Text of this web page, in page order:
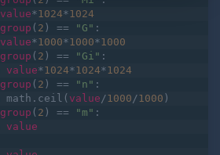
value * 1000
1000
group ( 2 ) == "Mi"
value * 1024
1024
group ( 2 ) == "G"
value * 1000 1000
1000
group ( ) == "Gi"
value * 1024 1024
group ( 2 ) == "n" :
math.ceil( value
group (
value